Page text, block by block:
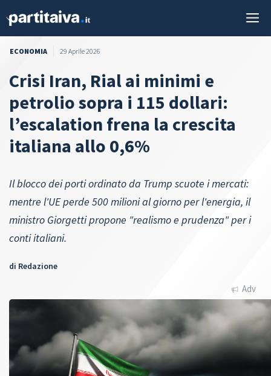
ECONOMIA 29 Aprile 2026
Crisi Iran, Rial ai minimi e
petrolio sopra i 115 dollari:
l’escalation frena la crescita
italiana allo 0,6%
Il blocco dei porti ordinato da Trump scuote i mercati:
mentre l'UE perde 500 milioni al giorno per l'energia, il
ministro Giorgetti propone "realismo e prudenza" per i
conti italiani.
di Redazione
Adv